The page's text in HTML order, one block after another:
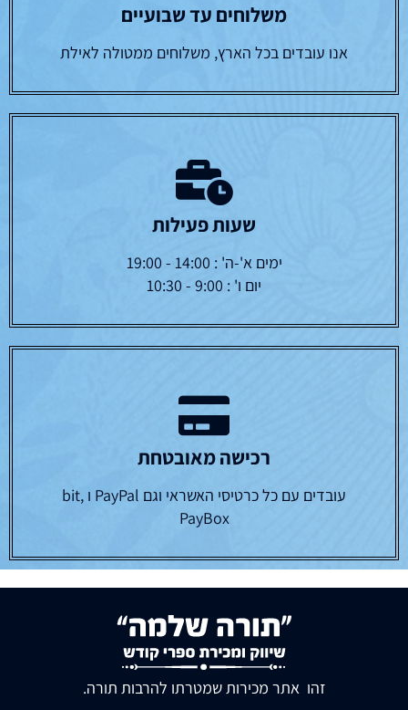
משלוחים עד שבועיים
אנו עובדים בכל הארץ, משלוחים ממטולה לאילת
שעות פעילות
ימים א'-ה' : 14:00 - 19:00
יום ו' : 9:00 - 10:30
רכישה מאובטחת
עובדים עם כל כרטיסי האשראי וגם PayPal ו bit,
PayBox
זהו אתר מכירות שמטרתו להרבות תורה.